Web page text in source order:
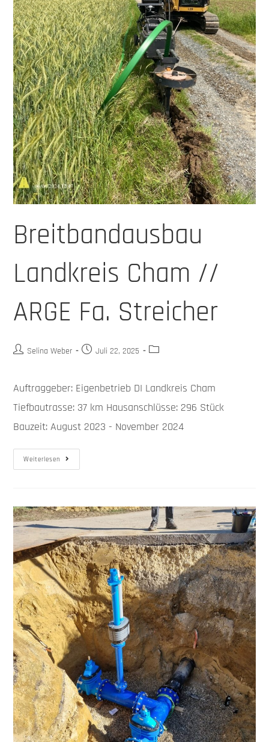
Breitbandausbau
Landkreis Cham //
ARGE Fa. Streicher
Selina Weber Juli 22, 2025
Auftraggeber: Eigenbetrieb DI Landkreis Cham
Tiefbautrasse: 37 km Hausanschlüsse: 296 Stück
Bauzeit: August 2023 - November 2024
Weiterlesen